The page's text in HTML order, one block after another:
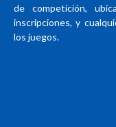
de competición,
inscripciones, y
los juegos.